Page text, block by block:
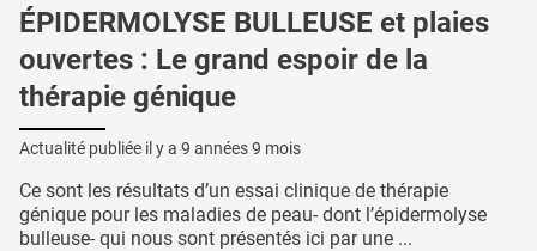
ÉPIDERMOLYSE BULLEUSE et plaies
ouvertes : Le grand espoir de la
thérapie génique
Actualité publiée il y a 9 années 9 mois
Ce sont les résultats d’un essai clinique de thérapie
génique pour les maladies de peau- dont l’épidermolyse
bulleuse- qui nous sont présentés ici par une ...